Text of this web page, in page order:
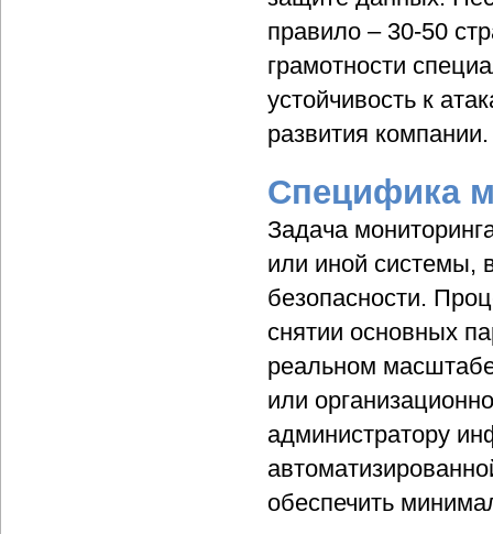
правило – 30-50
грамотности
устойчивость к
развития компании.
Специфика
Задача
или иной системы,
безопасности.
снятии основных
реальном
или
администратору
обеспечить